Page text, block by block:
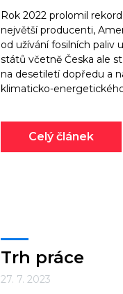
Rok 2022 prolomil
největší producenti,
od užívání fosilních paliv
států včetně Česka ale
na desetiletí dopředu a
klimaticko-
Celý článek
Trh práce
27. 7. 2023